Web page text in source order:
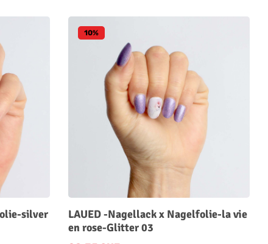
silver
10%
LAUED -Nagellack x Nagelfolie-la vie
en rose-Glitter 03